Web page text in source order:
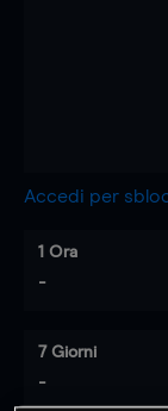
Accedi per
1 Ora
-
7 Giorni
-